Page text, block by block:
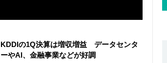
KDDIの1Q決算は増収増益 データセンタ
ーやAI、金融事業などが好調